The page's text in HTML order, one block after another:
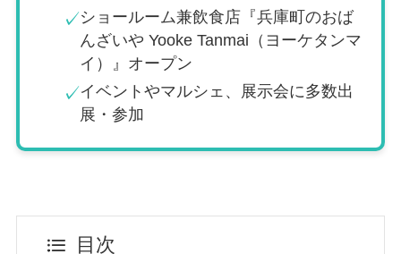
✓ショールーム兼飲食店『兵庫町のおば
んざいや Yooke Tanmai（ヨーケタンマ
イ）』オープン
✓イベントやマルシェ、展示会に多数出
展・参加
目次